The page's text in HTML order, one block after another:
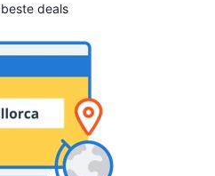
deals